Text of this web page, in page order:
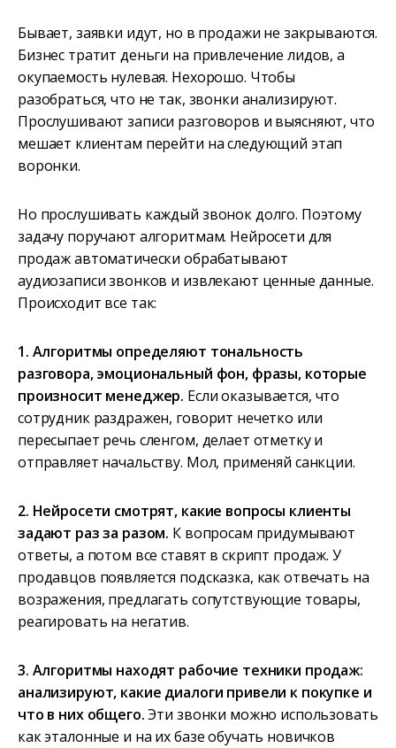
Бывает, заявки идут, но в продажи не закрываются.
Бизнес тратит деньги на привлечение лидов, а
окупаемость нулевая. Нехорошо. Чтобы
разобраться, что не так, звонки анализируют.
Прослушивают записи разговоров и выясняют, что
мешает клиентам перейти на следующий этап
воронки.
Но прослушивать каждый звонок долго. Поэтому
задачу поручают алгоритмам. Нейросети для
продаж автоматически обрабатывают
аудиозаписи звонков и извлекают ценные данные.
Происходит все так:
1. Алгоритмы определяют тональность
разговора, эмоциональный фон, фразы, которые
произносит менеджер. Если оказывается, что
сотрудник раздражен, говорит нечетко или
пересыпает речь сленгом, делает отметку и
отправляет начальству. Мол, применяй санкции.
2. Нейросети смотрят, какие вопросы клиенты
задают раз за разом. К вопросам придумывают
ответы, а потом все ставят в скрипт продаж. У
продавцов появляется подсказка, как отвечать на
возражения, предлагать сопутствующие товары,
реагировать на негатив.
3. Алгоритмы находят рабочие техники продаж:
анализируют, какие диалоги привели к покупке и
что в них общего.Эти звонки можно использовать
как эталонные и на их базе обучать новичков